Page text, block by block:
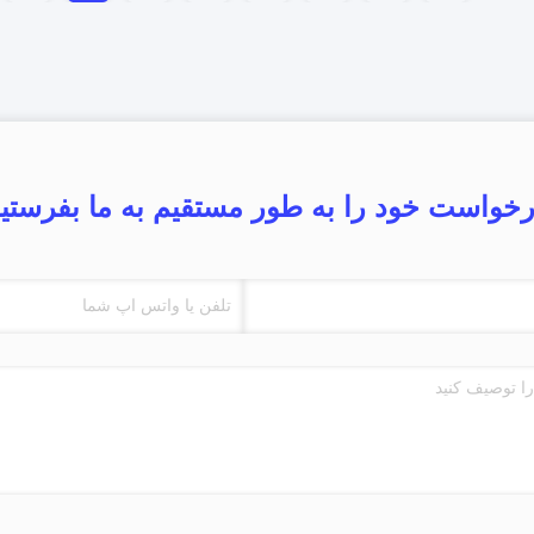
خود را به طور مستقیم به ما